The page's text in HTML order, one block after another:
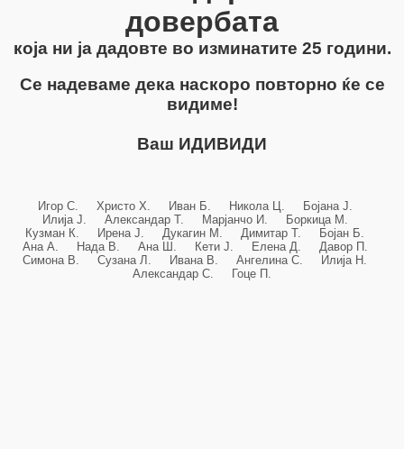
довербата
која ни ја дадовте во изминатите 25 години.
Се надеваме дека наскоро повторно ќе се
видиме!
Ваш ИДИВИДИ
Игор С. Христо Х. Иван Б. Никола Ц. Бојана Ј.
Илија Ј. Александар Т. Марјанчо И. Боркица М.
Кузман К. Ирена Ј. Дукагин М. Димитар Т. Бојан Б.
Ана А. Нада В. Ана Ш. Кети Ј. Елена Д. Давор П.
Симона В. Сузана Л. Ивана В. Ангелина С. Илија Н.
Александар С. Гоце П.